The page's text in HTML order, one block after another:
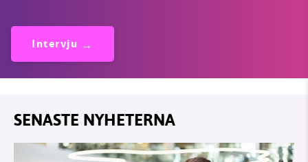
Intervju
SENASTE NYHETERNA